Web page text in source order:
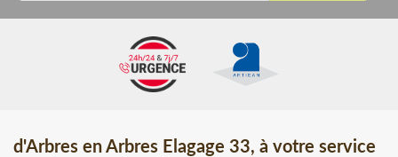
d'Arbres en Arbres Elagage 33, à votre service